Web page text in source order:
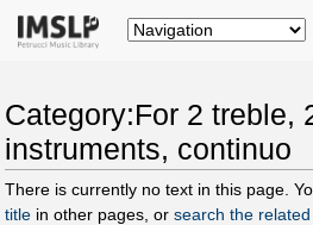
Category:For 2 treble,
instruments, continuo
There is currently no text in this page.
title in other pages, or search the